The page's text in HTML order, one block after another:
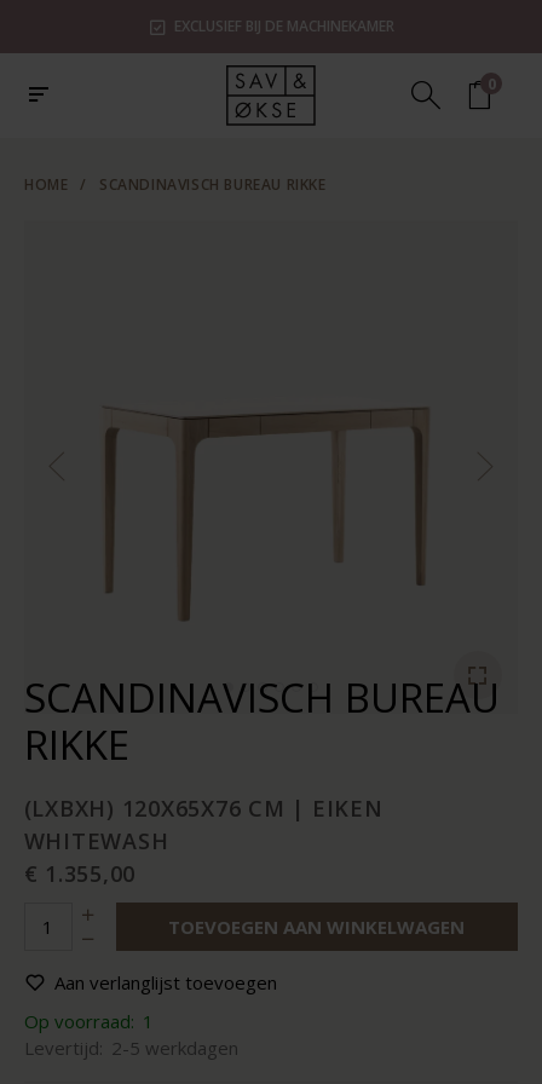
EXCLUSIEF BIJ DE MACHINEKAMER
0
HOME / SCANDINAVISCH BUREAU RIKKE
SCANDINAVISCH BUREAU
RIKKE
(LXBXH) 120X65X76 CM | EIKEN
WHITEWASH
€ 1.355,00
TOEVOEGEN AAN WINKELWAGEN
Aan verlanglijst toevoegen
Op voorraad: 1
Levertijd: 2-5 werkdagen